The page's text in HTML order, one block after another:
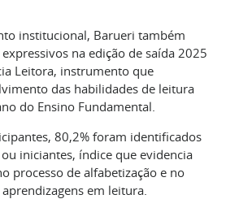
institucional, Barueri também
na edição de saída 2025
Leitora, instrumento que
das habilidades de leitura
do Ensino Fundamental.
80,2% foram identificados
iniciantes, índice que evidencia
processo de alfabetização e no
em leitura.